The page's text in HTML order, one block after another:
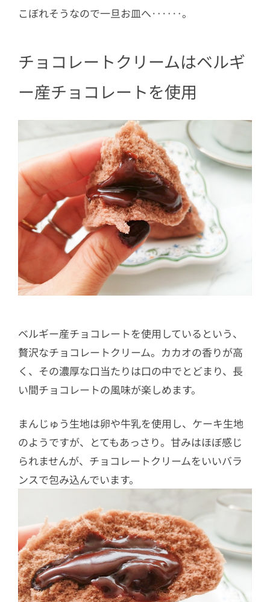
こぼれそうなので一旦お皿へ‥‥‥。
チョコレートクリームはベルギ
ー産チョコレートを使用
ベルギー産チョコレートを使用しているという、
贅沢なチョコレートクリーム。カカオの香りが高
く、その濃厚な口当たりは口の中でとどまり、長
い間チョコレートの風味が楽しめます。
まんじゅう生地は卵や牛乳を使用し、ケーキ生地
のようですが、とてもあっさり。甘みはほぼ感じ
られませんが、チョコレートクリームをいいバラ
ンスで包み込んでいます。